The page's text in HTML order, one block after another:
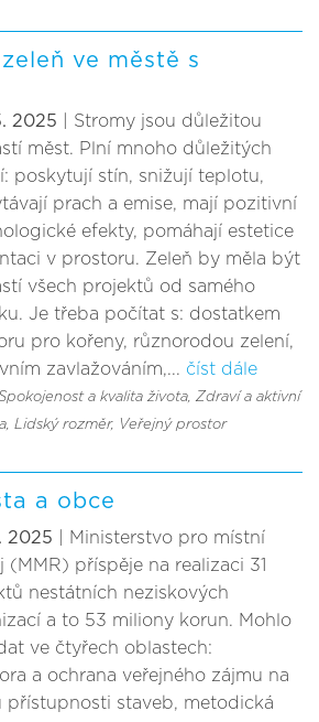
ve městě s
2025 | Stromy jsou důležitou
měst. Plní mnoho důležitých
poskytují stín, snižují teplotu,
prach a emise, mají pozitivní
efekty, pomáhají estetice
v prostoru. Zeleň by měla být
všech projektů od samého
Je třeba počítat s: dostatkem
pro kořeny, různorodou zelení,
zavlažováním,... číst dále
a kvalita života, Zdraví a aktivní
, Lidský rozměr, Veřejný prostor
a obce
2025 | Ministerstvo pro místní
(MMR) příspěje na realizaci 31
nestátních neziskových
a to 53 miliony korun. Mohlo
ve čtyřech oblastech:
a ochrana veřejného zájmu na
přístupnosti staveb, metodická